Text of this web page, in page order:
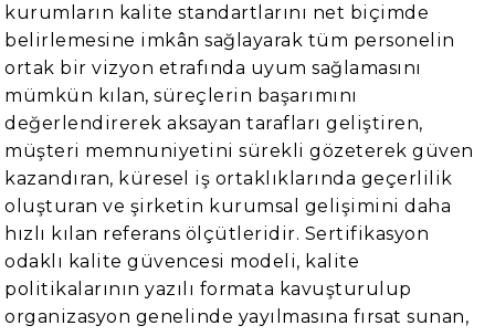
kurumların kalite standartlarını net biçimde
belirlemesine imkân sağlayarak tüm personelin
ortak bir vizyon etrafında uyum sağlamasını
mümkün kılan, süreçlerin başarımını
değerlendirerek aksayan tarafları geliştiren,
müşteri memnuniyetini sürekli gözeterek güven
kazandıran, küresel iş ortaklıklarında geçerlilik
oluşturan ve şirketin kurumsal gelişimini daha
hızlı kılan referans ölçütleridir. Sertifikasyon
odaklı kalite güvencesi modeli, kalite
politikalarının yazılı formata kavuşturulup
organizasyon genelinde yayılmasına fırsat sunan,